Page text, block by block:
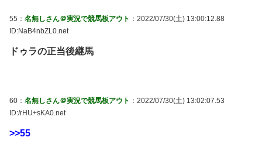
55： 名無しさん＠実況で競馬板アウト ：2022/07/30(土) 13:00:12.88
ID:NaB4nbZL0.net
ドゥラの正当後継馬
60： 名無しさん＠実況で競馬板アウト ：2022/07/30(土) 13:02:07.53
ID:/rHU+sKA0.net
>>55